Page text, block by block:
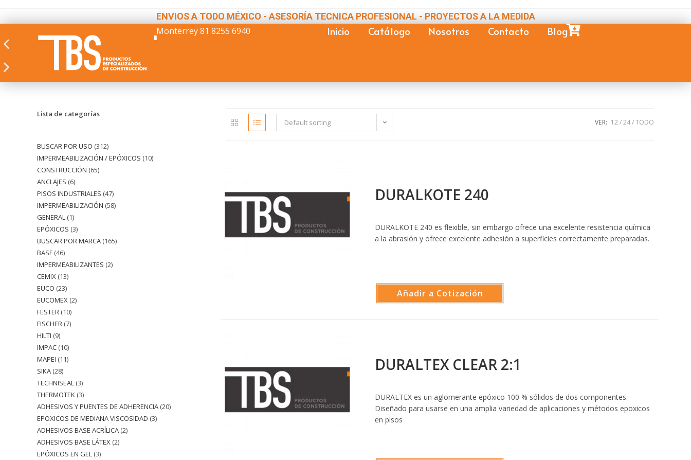
ENVIOS A TODO MÉXICO - ASESORÍA TECNICA PROFESIONAL - PROYECTOS A LA MEDIDA
Monterrey 81 8255 6940 Inicio Catálogo Nosotros Contacto Blog
Lista de categorías
BUSCAR POR USO 312
IMPERMEABILIZACIÓN / EPÓXICOS 10
CONSTRUCCIÓN 65
ANCLAJES 6
PISOS INDUSTRIALES 47
IMPERMEABILIZACIÓN 58
GENERAL 1
EPÓXICOS 3
BUSCAR POR MARCA 165
BASF 46
IMPERMEABILIZANTES 2
CEMIX 13
EUCO 23
EUCOMEX 2
FESTER 10
FISCHER 7
HILTI 9
IMPAC 10
MAPEI 11
SIKA 28
TECHNISEAL 3
THERMOTEK 3
ADHESIVOS Y PUENTES DE ADHERENCIA 20
EPOXICOS DE MEDIANA VISCOSIDAD 3
ADHESIVOS BASE ACRÍLICA 2
ADHESIVOS BASE LÁTEX 2
EPÓXICOS EN GEL 3
Default sorting VER: 12 24 TODO
DURALKOTE 240
DURALKOTE 240 es flexible, sin embargo ofrece una excelente resistencia química
a la abrasión y ofrece excelente adhesión a superficies correctamente preparadas.
Añadir a Cotización
DURALTEX CLEAR 2:1
DURALTEX es un aglomerante epóxico 100 % sólidos de dos componentes.
Diseñado para usarse en una amplia variedad de aplicaciones y métodos epoxicos
en pisos